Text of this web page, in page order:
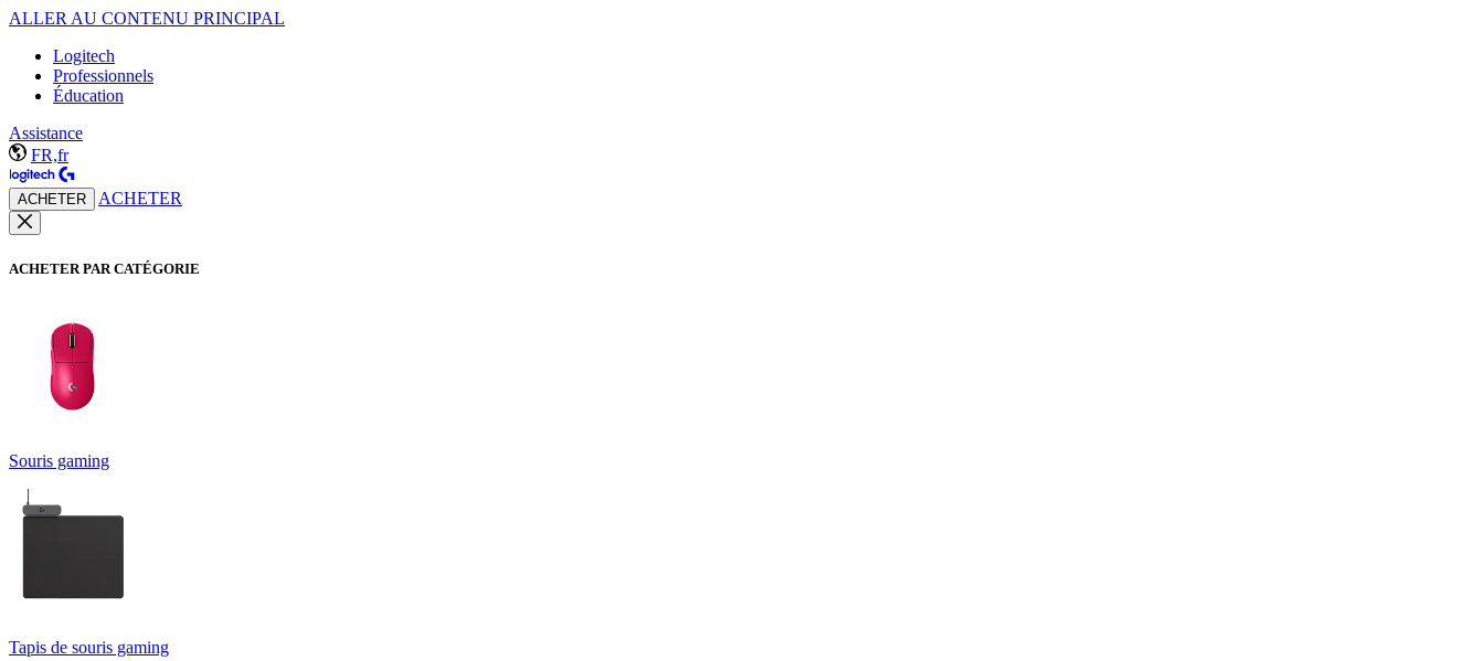
ALLER AU CONTENU PRINCIPAL
Logitech
Professionnels
Éducation
Assistance
FR,fr
ACHETER ACHETER
ACHETER PAR CATÉGORIE
Souris gaming
Tapis de souris gaming